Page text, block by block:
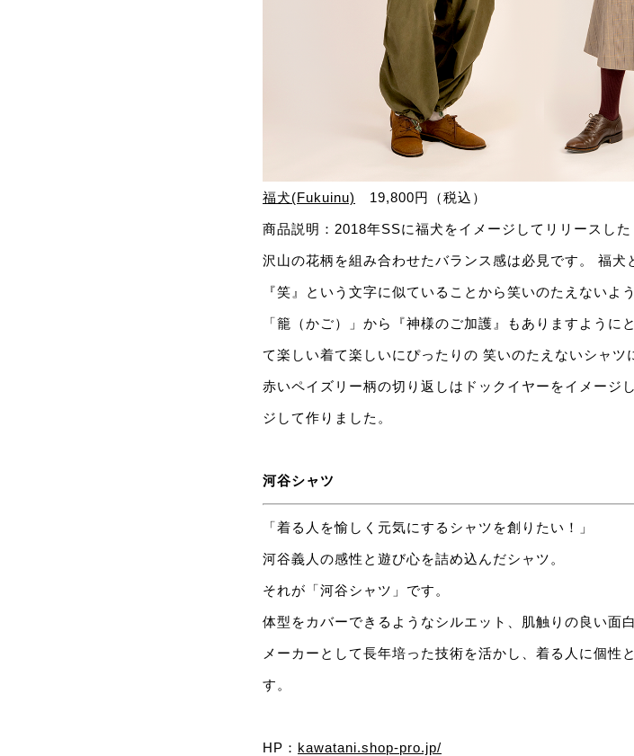
福犬(Fukuinu) 19,800円（税込）
商品説明：2018年SSに福犬をイメージしてリリースした
沢山の花柄を組み合わせたバランス感は必見です。 福
『笑』という文字に似ていることから笑いのたえない
「籠（かご）」から『神様のご加護』もありますよう
て楽しい着て楽しいにぴったりの 笑いのたえないシャツ
赤いペイズリー柄の切り返しはドックイヤーをイメージ
ジして作りました。
河谷シャツ
「着る人を愉しく元気にするシャツを創りたい！」
河谷義人の感性と遊び心を詰め込んだシャツ。
それが「河谷シャツ」です。
体型をカバーできるようなシルエット、肌触りの良い面
メーカーとして長年培った技術を活かし、着る人に個性
す。
HP： kawatani.shop-pro.jp/